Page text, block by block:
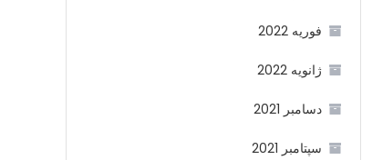
فوریه 2022
ژانویه 2022
دسامبر 2021
سپتامبر 2021